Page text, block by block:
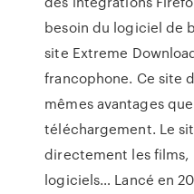
besoin du logiciel de
site Extreme
francophone. Ce site
mêmes avantages
téléchargement. Le
directement les films,
logiciels… Lancé en